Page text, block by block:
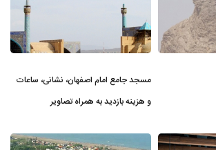
مسجد جامع امام اصفهان، نشانی، ساعات
و هزینه بازدید به همراه تصاویر